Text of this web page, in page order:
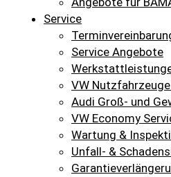
Service
Service Angebote
VW
Audi Groß- und
VW Economy
Wartung &
Unfall- &